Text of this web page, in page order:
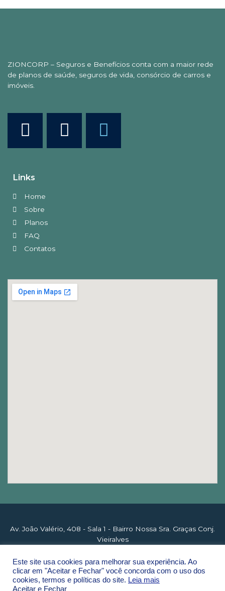
ZIONCORP – Seguros e Benefícios conta com a maior rede
de planos de saúde, seguros de vida, consórcio de carros e
imóveis.
Links
Home
Sobre
Planos
FAQ
Contatos
Av. João Valério, 408 - Sala 1 - Bairro Nossa Sra. Graças Conj.
Vieiralves
CEP 69053-140 Manaus - AM - © 2018 | 2026 ZIONCORP
megaconsultoriaweb
Este site usa cookies para melhorar sua experiência. Ao
clicar em "Aceitar e Fechar" você concorda com o uso dos
cookies, termos e políticas do site. Leia mais
Aceitar e Fechar